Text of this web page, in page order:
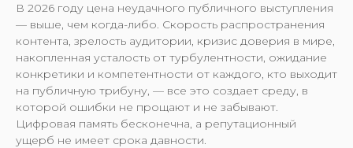
В 2026 году цена неудачного публичного выступления
— выше, чем когда-либо. Скорость распространения
контента, зрелость аудитории, кризис доверия в мире,
накопленная усталость от турбулентности, ожидание
конкретики и компетентности от каждого, кто выходит
на публичную трибуну, — все это создает среду, в
которой ошибки не прощают и не забывают.
Цифровая память бесконечна, а репутационный
ущерб не имеет срока давности.